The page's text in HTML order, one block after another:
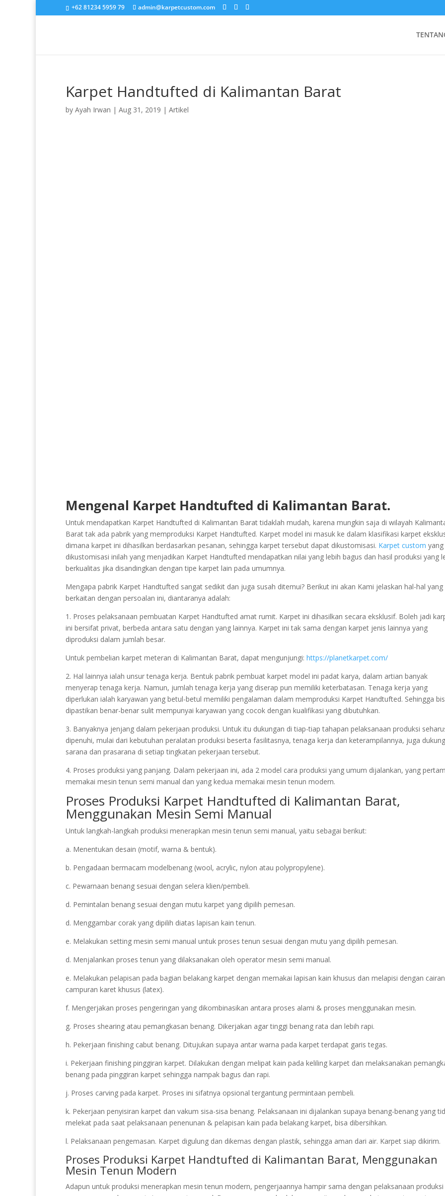
+62 81234 5959 79 admin@karpetcustom.com
Karpet Handtufted di Kalimantan Barat
by Ayah Irwan | Aug 31, 2019 | Artikel
Mengenal Karpet Handtufted di Kalimantan Barat.
Untuk mendapatkan Karpet Handtufted di Kalimantan Barat tidaklah mudah, karena mungkin saja di wilayah
Barat tak ada pabrik yang memproduksi Karpet Handtufted. Karpet model ini masuk ke dalam klasifikasi karpet
dimana karpet ini dihasilkan berdasarkan pesanan, sehingga karpet tersebut dapat dikustomisasi. Karpet custom yang
dikustomisasi inilah yang menjadikan Karpet Handtufted mendapatkan nilai yang lebih bagus dan hasil produksi yang
berkualitas jika disandingkan dengan tipe karpet lain pada umumnya.
Mengapa pabrik Karpet Handtufted sangat sedikit dan juga susah ditemui? Berikut ini akan Kami jelaskan hal-hal yang
berkaitan dengan persoalan ini, diantaranya adalah:
1. Proses pelaksanaan pembuatan Karpet Handtufted amat rumit. Karpet ini dihasilkan secara eksklusif. Boleh jadi
ini bersifat privat, berbeda antara satu dengan yang lainnya. Karpet ini tak sama dengan karpet jenis lainnya yang
diproduksi dalam jumlah besar.
Untuk pembelian karpet meteran di Kalimantan Barat, dapat mengunjungi: https://planetkarpet.com/
2. Hal lainnya ialah unsur tenaga kerja. Bentuk pabrik pembuat karpet model ini padat karya, dalam artian banyak
menyerap tenaga kerja. Namun, jumlah tenaga kerja yang diserap pun memiliki keterbatasan. Tenaga kerja yang
diperlukan ialah karyawan yang betul-betul memiliki pengalaman dalam memproduksi Karpet Handtufted. Sehingga
dipastikan benar-benar sulit mempunyai karyawan yang cocok dengan kualifikasi yang dibutuhkan.
3. Banyaknya jenjang dalam pekerjaan produksi. Untuk itu dukungan di tiap-tiap tahapan pelaksanaan produksi
dipenuhi, mulai dari kebutuhan peralatan produksi beserta fasilitasnya, tenaga kerja dan keterampilannya, juga
sarana dan prasarana di setiap tingkatan pekerjaan tersebut.
4. Proses produksi yang panjang. Dalam pekerjaan ini, ada 2 model cara produksi yang umum dijalankan, yang
memakai mesin tenun semi manual dan yang kedua memakai mesin tenun modern.
Proses Produksi Karpet Handtufted di Kalimantan Barat,
Menggunakan Mesin Semi Manual
Untuk langkah-langkah produksi menerapkan mesin tenun semi manual, yaitu sebagai berikut:
a. Menentukan desain (motif, warna & bentuk).
b. Pengadaan bermacam modelbenang (wool, acrylic, nylon atau polypropylene).
c. Pewarnaan benang sesuai dengan selera klien/pembeli.
d. Pemintalan benang sesuai dengan mutu karpet yang dipilih pemesan.
d. Menggambar corak yang dipilih diatas lapisan kain tenun.
e. Melakukan setting mesin semi manual untuk proses tenun sesuai dengan mutu yang dipilih pemesan.
d. Menjalankan proses tenun yang dilaksanakan oleh operator mesin semi manual.
e. Melakukan pelapisan pada bagian belakang karpet dengan memakai lapisan kain khusus dan melapisi dengan cairan
campuran karet khusus (latex).
f. Mengerjakan proses pengeringan yang dikombinasikan antara proses alami & proses menggunakan mesin.
g. Proses shearing atau pemangkasan benang. Dikerjakan agar tinggi benang rata dan lebih rapi.
h. Pekerjaan finishing cabut benang. Ditujukan supaya antar warna pada karpet terdapat garis tegas.
i. Pekerjaan finishing pinggiran karpet. Dilakukan dengan melipat kain pada keliling karpet dan melaksanakan
benang pada pinggiran karpet sehingga nampak bagus dan rapi.
j. Proses carving pada karpet. Proses ini sifatnya opsional tergantung permintaan pembeli.
k. Pekerjaan penyisiran karpet dan vakum sisa-sisa benang. Pelaksanaan ini dijalankan supaya benang-benang yang
melekat pada saat pelaksanaan penenunan & pelapisan kain pada belakang karpet, bisa dibersihkan.
l. Pelaksanaan pengemasan. Karpet digulung dan dikemas dengan plastik, sehingga aman dari air. Karpet siap dikirim.
Proses Produksi Karpet Handtufted di Kalimantan Barat, Menggunakan
Mesin Tenun Modern
Adapun untuk produksi menerapkan mesin tenun modern, pengerjaannya hampir sama dengan pelaksanaan produksi